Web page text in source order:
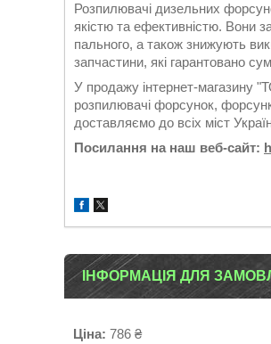
Розпилювачі дизельних
якістю та ефективністю. Вони
пального, а також знижують
запчастини, які гарантовано
У продажу інтернет-магазину
розпилювачі форсунок,
доставляємо до всіх міст
Посилання на наш веб-сайт:
ІНФОРМАЦІЯ ДЛЯ
Ціна: 786 ₴